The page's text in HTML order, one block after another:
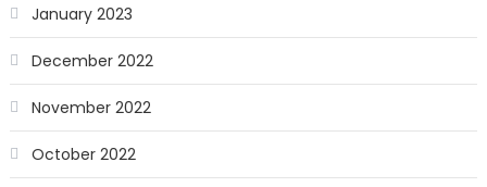
January 2023
December 2022
November 2022
October 2022